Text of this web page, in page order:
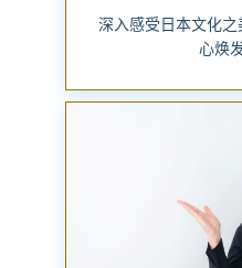
深入感受日本文化
心焕